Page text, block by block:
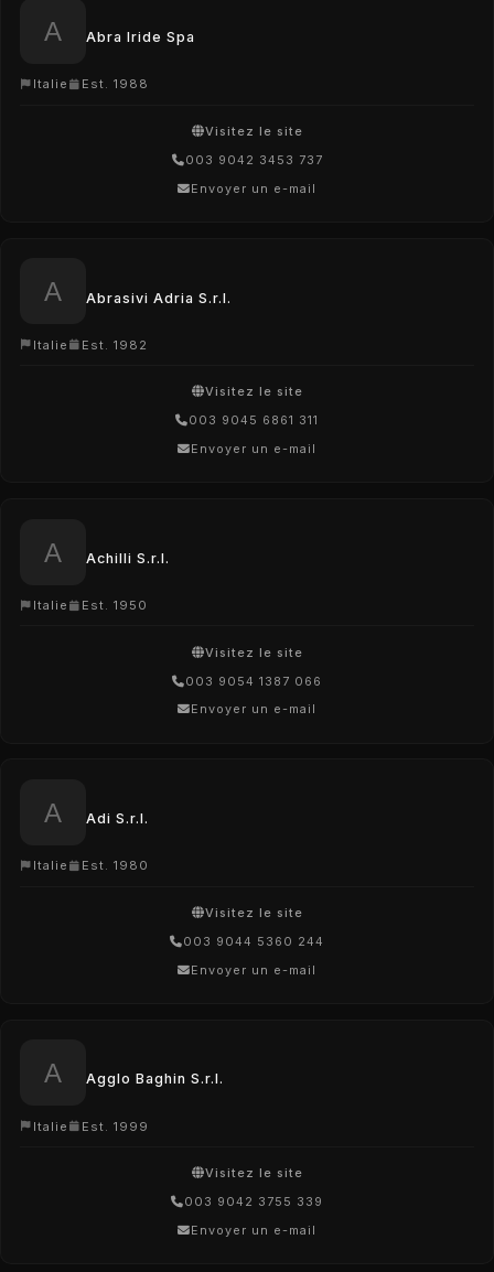
Abra Iride Spa
Italie Est. 1988
Visitez le site
003 9042 3453 737
Envoyer un e-mail
Abrasivi Adria S.r.l.
Italie Est. 1982
Visitez le site
003 9045 6861 311
Envoyer un e-mail
Achilli S.r.l.
Italie Est. 1950
Visitez le site
003 9054 1387 066
Envoyer un e-mail
Adi S.r.l.
Italie Est. 1980
Visitez le site
003 9044 5360 244
Envoyer un e-mail
Agglo Baghin S.r.l.
Italie Est. 1999
Visitez le site
003 9042 3755 339
Envoyer un e-mail